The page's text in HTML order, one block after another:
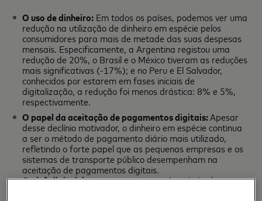
O uso de dinheiro: Em todos os países, podemos ver uma
redução na utilização de dinheiro em espécie pelos
consumidores para mais de metade das suas despesas
mensais. Especificamente, a Argentina registou uma
redução de 20%, o Brasil e o México tiveram as reduções
mais significativas (-17%); e no Peru e El Salvador,
conhecidos por estarem em fases iniciais de
digitalização, a redução foi menos drástica: 8% e 5%,
respectivamente.
O papel da aceitação de pagamentos digitais:Apesar
desse declínio motivador, o dinheiro em espécie continua
a ser o método de pagamento diário mais utilizado,
refletindo o forte papel que as pequenas empresas e os
sistemas de transporte público desempenham na
aceitação de pagamentos digitais.
O pivô digital da pequena empresa:A maioria das